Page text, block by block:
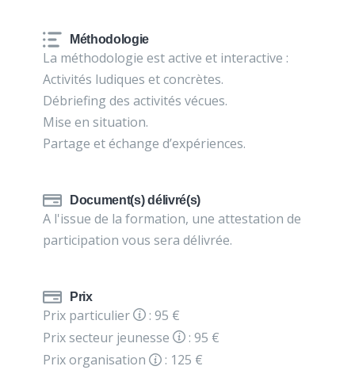
Méthodologie
La méthodologie est active et interactive :
Activités ludiques et concrètes.
Débriefing des activités vécues.
Mise en situation.
Partage et échange d’expériences.
Document(s) délivré(s)
A l'issue de la formation, une attestation de
participation vous sera délivrée.
Prix
Prix particulier
: 95 €
Prix secteur jeunesse
: 95 €
Prix organisation
: 125 €